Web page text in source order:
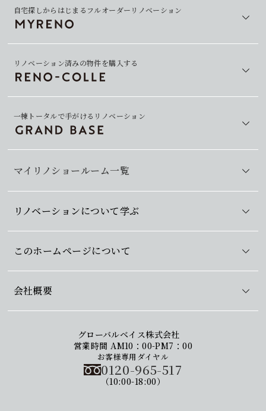
自宅探しからはじまるフルオーダーリノベーション
マイリノショールーム一覧
リノベーション済みの物件を購入する
一棟トータルで手がけるリノベーション
リノベーションについて学ぶ
このホームページについて
会社概要
グローバルベイス株式会社
営業時間 AM10：00-PM7：00
お客様専用ダイヤル
0120-965-517
（10:00-18:00）